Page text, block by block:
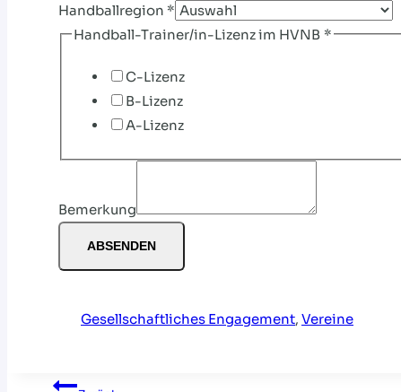
Handballregion *
Handball-Trainer/in-Lizenz im HVNB *
C-Lizenz
B-Lizenz
A-Lizenz
Bemerkung
ABSENDEN
Gesellschaftliches Engagement, Vereine